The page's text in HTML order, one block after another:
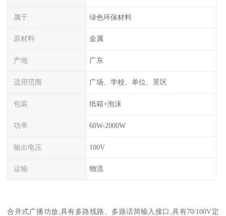
属于 绿色环保材料
原材料 金属
产地 广东
适用范围 广场、学校、单位、景区
包装 纸箱+泡沫
功率 60W-2000W
输出电压 100V
运输 物流
合并式广播功放,具有多路线路、多路话筒输入接口,具有70/100V定